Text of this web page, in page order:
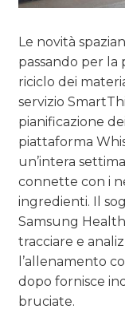
Le novità
passando per la
riciclo dei
servizio
pianificazione
piattaforma
un’intera
connette con i
ingredienti. Il
Samsung
tracciare e
l’allenamento
dopo fornisce
bruciate.